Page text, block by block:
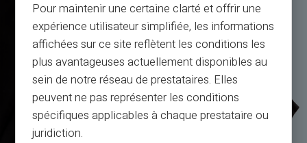
Pour maintenir une certaine clarté et offrir une
expérience utilisateur simplifiée, les informations
affichées sur ce site reflètent les conditions les
plus avantageuses actuellement disponibles au
sein de notre réseau de prestataires. Elles
peuvent ne pas représenter les conditions
spécifiques applicables à chaque prestataire ou
juridiction.